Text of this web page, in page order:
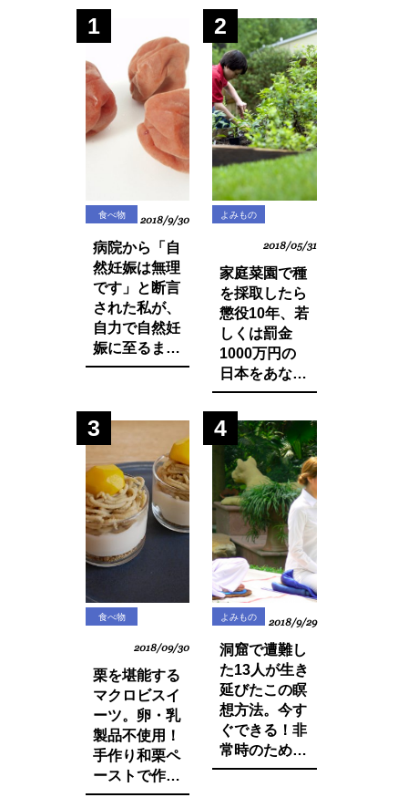
1
食べ物 2018/9/30
病院から「自
然妊娠は無理
です」と断言
された私が、
自力で自然妊
娠に至るまで
に実践した生
物の改善・身
体の変化につ
いてお話しし
ます。
2
よみもの
2018/05/31
家庭菜園で種
を採取したら
懲役10年、若
しくは罰金
1000万円の
日本をあなた
は想像できま
すか？今まで
登録品種のみ
禁止されてい
た種採りや脇
芽挿しが原則
禁止の方向
に・・？
3
食べ物
2018/09/30
栗を堪能する
マクロビスイ
ーツ。卵・乳
製品不使用！
手作り和栗ペ
ーストで作る
モンブランパ
4
よみもの 2018/9/29
洞窟で遭難し
た13人が生き
延びたこの瞑
想方法。今す
ぐできる！非
常時のために
知っておきた